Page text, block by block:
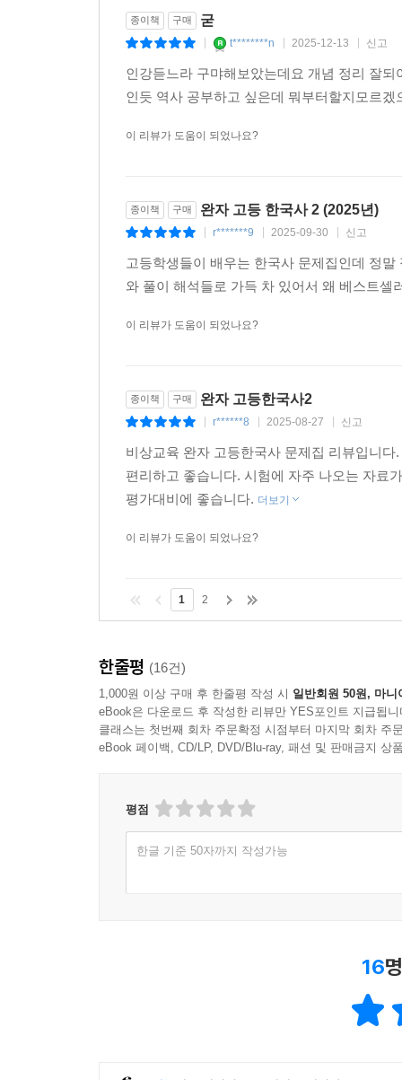
종이책 구매 굳
t********n 2025-12-13 신고
인강듣느라 구먀해보았는데요 개념 정리 잘
인듯 역사 공부하고 싶은데 뭐부터할지모르
이 리뷰가 도움이 되었나요?
종이책 구매 완자 고등 한국사 2 (2025년)
r*******9 2025-09-30 신고
고등학생들이 배우는 한국사 문제집인데 정
와 풀이 해석들로 가득 차 있어서 왜 베스트
이 리뷰가 도움이 되었나요?
종이책 구매 완자 고등한국사2
r******8 2025-08-27 신고
비상교육 완자 고등한국사 문제집 리뷰입니
편리하고 좋습니다. 시험에 자주 나오는 자료
평가대비에 좋습니다. 더보기
이 리뷰가 도움이 되었나요?
1 2
한줄평 (16건)
1,000원 이상 구매 후 한줄평 작성 시 일반회원 50원, 마니
eBook은 다운로드 후 작성한 리뷰만 YES포인트 지급됩니
클래스는 첫번째 회차 주문확정 시점부터 마지막 회차 주
eBook 페이백, CD/LP, DVD/Blu-ray, 패션 및 판매금지 상
평점
한글 기준 50자까지 작성가능
16